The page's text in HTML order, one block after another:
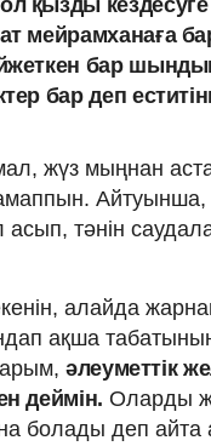
қызды
мейрамханаға
бар
бар деп
жүз мыңнан
Айтуынша,
тәнін
алайда
ақша табатынын
әлеуметтік
деймін. Оларды
болады деп